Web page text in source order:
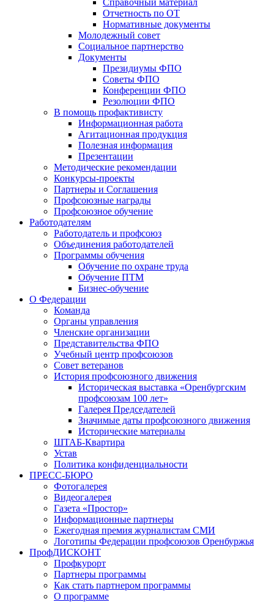
Справочный материал
Отчетность по ОТ
Нормативные документы
Молодежный совет
Социальное партнерство
Документы
Президиумы ФПО
Советы ФПО
Конференции ФПО
Резолюции ФПО
В помощь профактивисту
Информационная работа
Агитационная продукция
Полезная информация
Презентации
Методические рекомендации
Конкурсы-проекты
Партнеры и Соглашения
Профсоюзные награды
Профсоюзное обучение
Работодателям
Работодатель и профсоюз
Объединения работодателей
Программы обучения
Обучение по охране труда
Обучение ПТМ
Бизнес-обучение
О Федерации
Команда
Органы управления
Членские организации
Представительства ФПО
Учебный центр профсоюзов
Совет ветеранов
История профсоюзного движения
Историческая выставка «Оренбургским
профсоюзам 100 лет»
Галерея Председателей
Значимые даты профсоюзного движения
Исторические материалы
ШТАБ-Квартира
Устав
Политика конфиденциальности
ПРЕСС-БЮРО
Фотогалерея
Видеогалерея
Газета «Простор»
Информационные партнеры
Ежегодная премия журналистам СМИ
Логотипы Федерации профсоюзов Оренбуржья
ПрофДИСКОНТ
Профкурорт
Партнеры программы
Как стать партнером программы
О программе